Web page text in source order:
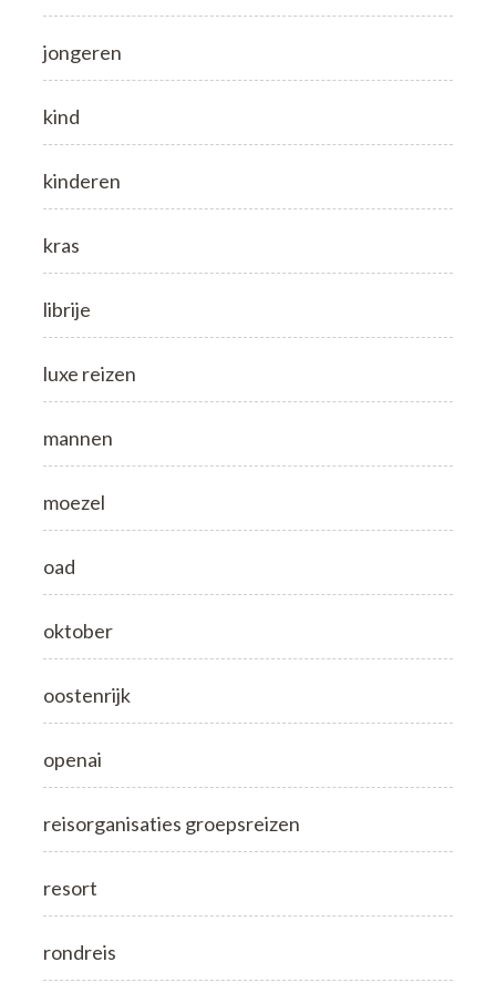
jongeren
kind
kinderen
kras
librije
luxe reizen
mannen
moezel
oad
oktober
oostenrijk
openai
reisorganisaties groepsreizen
resort
rondreis